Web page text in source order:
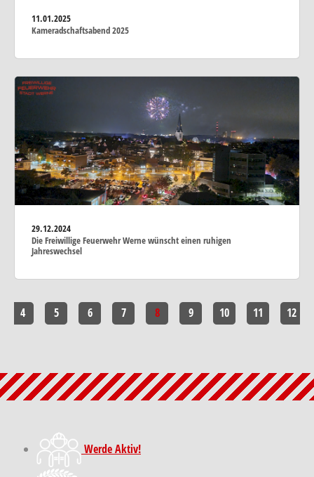
11.01.2025
Kameradschaftsabend 2025
29.12.2024
Die Freiwillige Feuerwehr Werne wünscht einen ruhigen
Jahreswechsel
4 5 6 7 8 9 10 11 12
Werde Aktiv!